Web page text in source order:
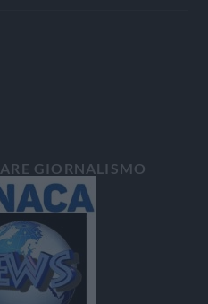
GIORNALISMO